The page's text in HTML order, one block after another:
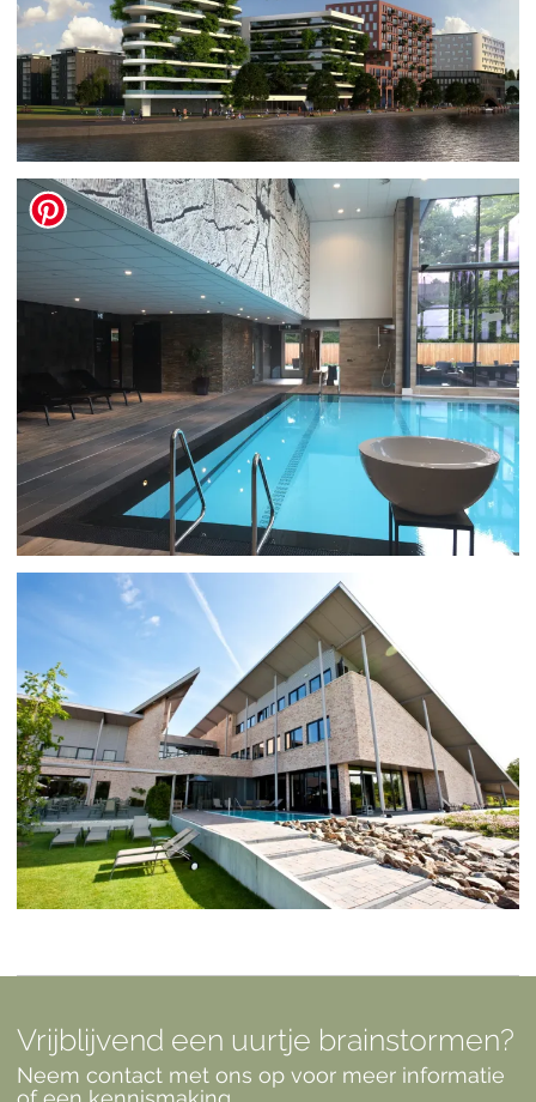
Vrijblijvend een uurtje brainstormen?
Neem contact met ons op voor meer informatie